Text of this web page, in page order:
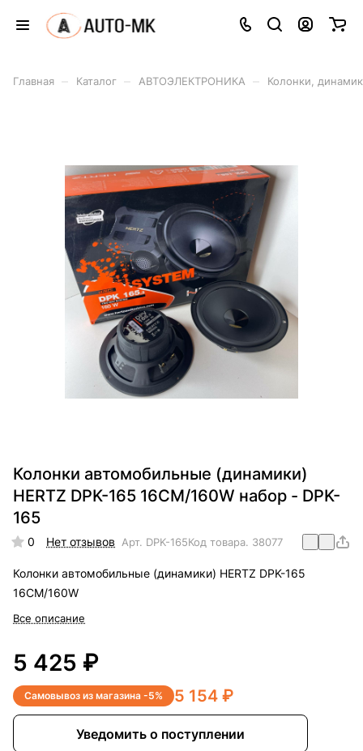
Главная Каталог АВТОЭЛЕКТРОНИКА Колонки,
Колонки автомобильные (динамики)
HERTZ DPK-165 16CM/160W набор - DPK-
165
0 Нет отзывов Арт. DPK-165Код товара. 38077
Колонки автомобильные (динамики) HERTZ DPK-165
16CM/160W
Все описание
5 425 ₽
Самовывоз из магазина -5% 5 154 ₽
Уведомить о поступлении